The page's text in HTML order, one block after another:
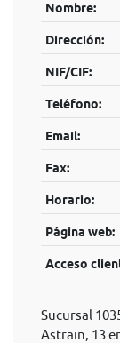
Nombre:
Dirección:
NIF/CIF:
Teléfono:
Email:
Fax:
Horario:
Página web:
Acceso
Sucursal
Astrain, 13